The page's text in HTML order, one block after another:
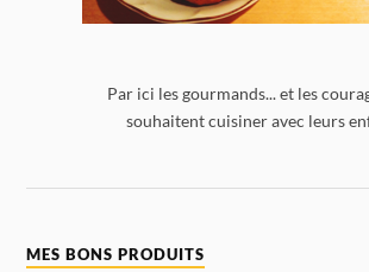
Par ici les gourmands... et les
souhaitent cuisiner avec leurs
MES BONS PRODUITS